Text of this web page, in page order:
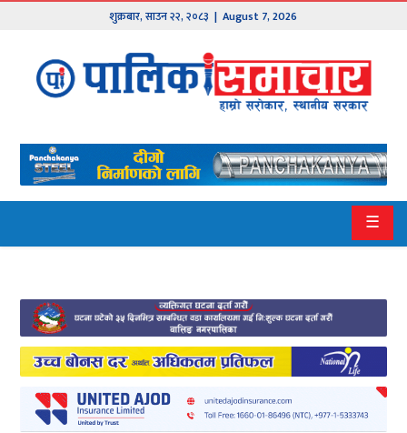
शुक्रबार,साउन२२,२०८३ | August 7, 2026
मुख्य
समाचार
हाम्रो
पालिका
१
२
बागमती
गण्डकी
☰